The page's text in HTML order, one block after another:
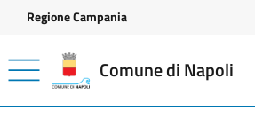
Vai ai contenuti
Vai al footer
Regione Campania
Comune di Napoli